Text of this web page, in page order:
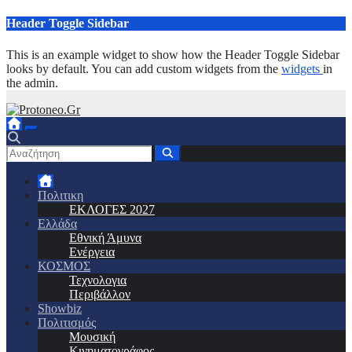
Μετάβαση
περιεχόμενο
Header Toggle Sidebar
This is an example widget to show how the Header Toggle Sidebar
looks by default. You can add custom widgets from the widgets in
the admin.
Πολιτικη
ΕΚΛΟΓΕΣ 2027
Ελλάδα
Εθνική Άμυνα
Ενέργεια
ΚΟΣΜΟΣ
Τεχνολογια
Περιβάλλον
Showbiz
Πολιτισμός
Μουσική